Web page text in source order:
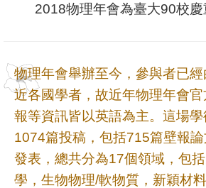
研
究
單
位
回
首
2018物理年會為臺大90校
物理年會舉辦至今，參與者已
近各國學者，故近年物理年會
報等資訊皆以英語為主。這場
1074篇投稿，包括715篇壁報
發表，總共分為17個領域，包
學，生物物理/軟物質，新穎材